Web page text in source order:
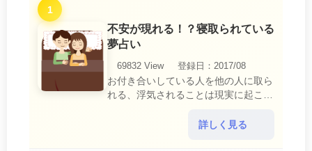
1
不安が現れる！？寝取られている
夢占い
69832 View
登録日：2017/08
お付き合いしている人を他の人に取ら
れる、浮気されることは現実に起こる
いにおいて、『寝取られている』夢
詳しく見る